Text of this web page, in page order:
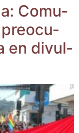
Comu­
preo­cu­
en divul­